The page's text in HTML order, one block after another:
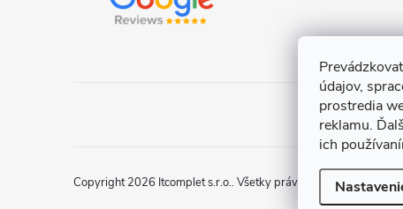
údajov,
prostredia
reklamu.
ich
Copyright 2026 Itcomplet s.r.o.. Všetky práva vyhradené.